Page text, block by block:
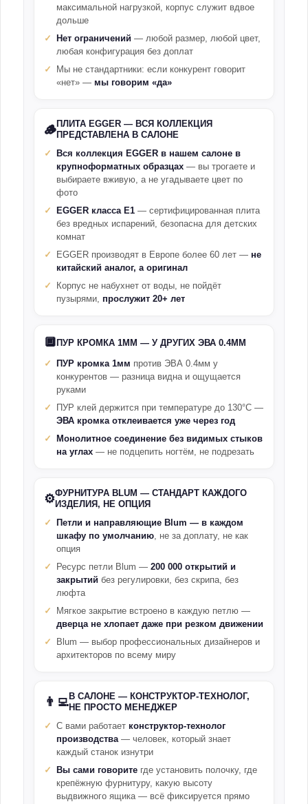
максимальной нагрузкой, корпус служит вдвое
дольше
Нет ограничений — любой размер, любой цвет,
любая конфигурация без доплат
Мы не стандартники: если конкурент говорит
«нет» — мы говорим «да»
🪵ПЛИТА EGGER — ВСЯ КОЛЛЕКЦИЯ
ПРЕДСТАВЛЕНА В САЛОНЕ
Вся коллекция EGGER в нашем салоне в
крупноформатных образцах — вы трогаете и
выбираете вживую, а не угадываете цвет по
фото
EGGER класса E1 — сертифицированная плита
без вредных испарений, безопасна для детских
комнат
EGGER производят в Европе более 60 лет — не
китайский аналог, а оригинал
Корпус не набухнет от воды, не пойдёт
пузырями, прослужит 20+ лет
🔲ПУР КРОМКА 1ММ — У ДРУГИХ ЭВА 0.4ММ
ПУР кромка 1мм против ЭВА 0.4мм у
конкурентов — разница видна и ощущается
руками
ПУР клей держится при температуре до 130°С —
ЭВА кромка отклеивается уже через год
Монолитное соединение без видимых стыков
на углах — не подцепить ногтём, не подрезать
⚙️ФУРНИТУРА BLUM — СТАНДАРТ КАЖДОГО
ИЗДЕЛИЯ, НЕ ОПЦИЯ
Петли и направляющие Blum — в каждом
шкафу по умолчанию, не за доплату, не как
опция
Ресурс петли Blum — 200 000 открытий и
закрытий без регулировки, без скрипа, без
люфта
Мягкое закрытие встроено в каждую петлю —
дверца не хлопает даже при резком движении
Blum — выбор профессиональных дизайнеров и
архитекторов по всему миру
👨‍💻В САЛОНЕ — КОНСТРУКТОР-ТЕХНОЛОГ,
НЕ ПРОСТО МЕНЕДЖЕР
С вами работает конструктор-технолог
производства— человек, который знает
каждый станок изнутри
Вы сами говорите где установить полочку, где
крепёжную фурнитуру, какую высоту
выдвижного ящика — всё фиксируется прямо